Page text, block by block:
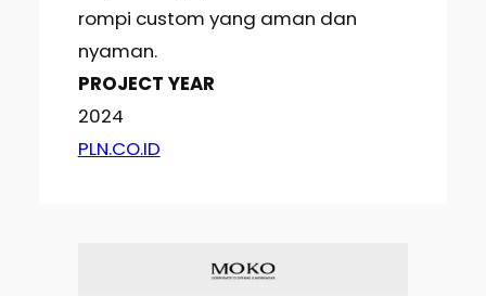
rompi custom yang aman dan
nyaman.
PROJECT YEAR
2024
PLN.CO.ID